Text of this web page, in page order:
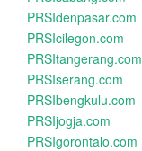
PRSIdenpasar.com
PRSIcilegon.com
PRSItangerang.com
PRSIserang.com
PRSIbengkulu.com
PRSIjogja.com
PRSIgorontalo.com